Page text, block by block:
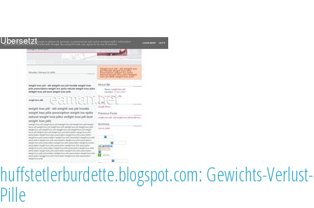
huffstetlerburdette.blogspot.com: Gewichts-Verlust-
Pille